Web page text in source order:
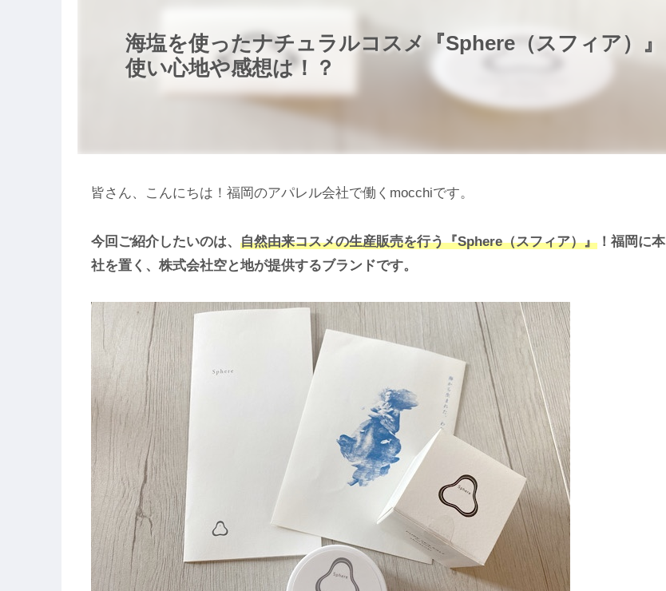
海塩を使ったナチュラルコスメ『Sphere（スフィア）』
使い心地や感想は！？
皆さん、こんにちは！福岡のアパレル会社で働くmocchiです。
今回ご紹介したいのは、 自然由来コスメの生産販売を行う『Sphere（スフィア）』！福岡に本
社を置く、株式会社空と地が提供するブランドです。